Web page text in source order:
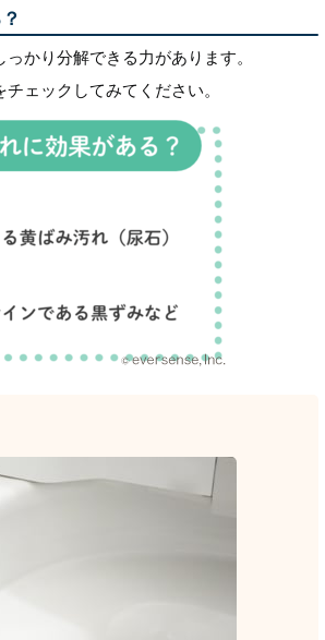
かり分解できる力があります。
ェックしてみてください。